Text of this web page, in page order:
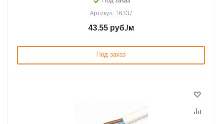
Артикул: 16337
43.55руб./м
Под заказ